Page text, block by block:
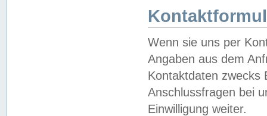
Wenn sie uns per
Angaben aus dem
Kontaktdaten zwecks
Anschlussfragen bei
Einwilligung weiter.